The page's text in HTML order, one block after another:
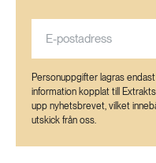
Personuppgifter lagras
information kopplat till
upp nyhetsbrevet, vilket
utskick från oss.